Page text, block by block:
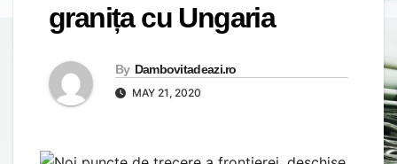
granița cu Ungaria
By Dambovitadeazi.ro
MAY 21, 2020